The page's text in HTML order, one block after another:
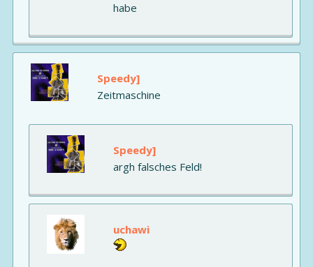
habe
Speedy]
Zeitmaschine
Speedy]
argh falsches Feld!
uchawi